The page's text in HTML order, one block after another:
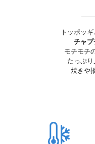
トッポッ
チャプ
モチモチ
たっぷり
焼きや